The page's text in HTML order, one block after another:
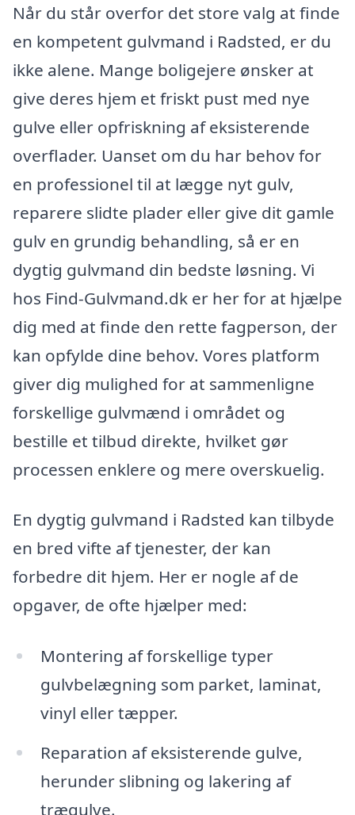
Når du står overfor det store valg at finde
en kompetent gulvmand i Radsted, er du
ikke alene. Mange boligejere ønsker at
give deres hjem et friskt pust med nye
gulve eller opfriskning af eksisterende
overflader. Uanset om du har behov for
en professionel til at lægge nyt gulv,
reparere slidte plader eller give dit gamle
gulv en grundig behandling, så er en
dygtig gulvmand din bedste løsning. Vi
hos Find-Gulvmand.dk er her for at hjælpe
dig med at finde den rette fagperson, der
kan opfylde dine behov. Vores platform
giver dig mulighed for at sammenligne
forskellige gulvmænd i området og
bestille et tilbud direkte, hvilket gør
processen enklere og mere overskuelig.
En dygtig gulvmand i Radsted kan tilbyde
en bred vifte af tjenester, der kan
forbedre dit hjem. Her er nogle af de
opgaver, de ofte hjælper med:
Montering af forskellige typer
gulvbelægning som parket, laminat,
vinyl eller tæpper.
Reparation af eksisterende gulve,
herunder slibning og lakering af
trægulve.